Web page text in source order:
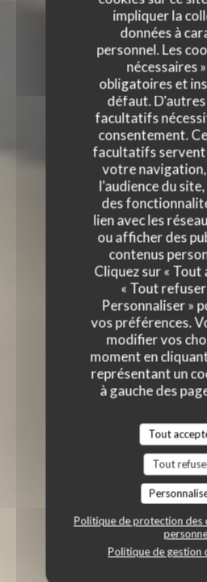
impliquer la
données à
personnel. Les
nécessaires
obligatoires et
défaut.
facultatifs
consentement.
facultatifs servent
votre
l'audience du
des
lien avec les
ou afficher des
contenus
Cliquez sur « Tout
« Tout refuser
Personnaliser »
vos préférences.
modifier vos
moment en
représentant un
à gauche des
Tout
Tout
Politique de protection des
Politique de gestion